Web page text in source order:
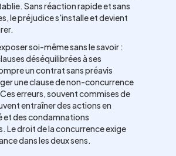
Sans réaction rapide et sans
le préjudice s'installe et devient
soi-même sans le savoir :
déséquilibrées à ses
un contrat sans préavis
une clause de non-concurrence
erreurs, souvent commises de
entraîner des actions en
et des condamnations
Le droit de la concurrence exige
dans les deux sens.